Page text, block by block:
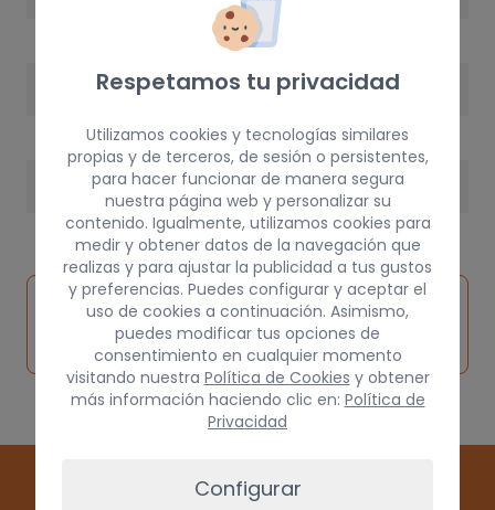
3 kg
Inspeccionar
vehículo de
origen
Solicitar
pieza
Consultar
por
Respetamos tu privacidad
Utilizamos cookies y tecnologías similares
propias y de terceros, de sesión o persistentes,
para hacer funcionar de manera segura
nuestra página web y personalizar su
contenido. Igualmente, utilizamos cookies para
medir y obtener datos de la navegación que
realizas y para ajustar la publicidad a tus gustos
y preferencias. Puedes configurar y aceptar el
uso de cookies a continuación. Asimismo,
puedes modificar tus opciones de
consentimiento en cualquier momento
visitando nuestra Política de Cookies y obtener
más información haciendo clic en: Política de
Privacidad
Configurar